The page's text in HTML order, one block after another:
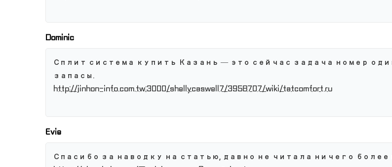
Dominic
Сплит система купить Казань — это сейчас задача номер
запасы.
http://jinhon-info.com.tw:3000/shellycaswell7/3958707/wiki/tatcomfort.ru
Evie
Спасибо за наводку на статью, давно не читала ничего